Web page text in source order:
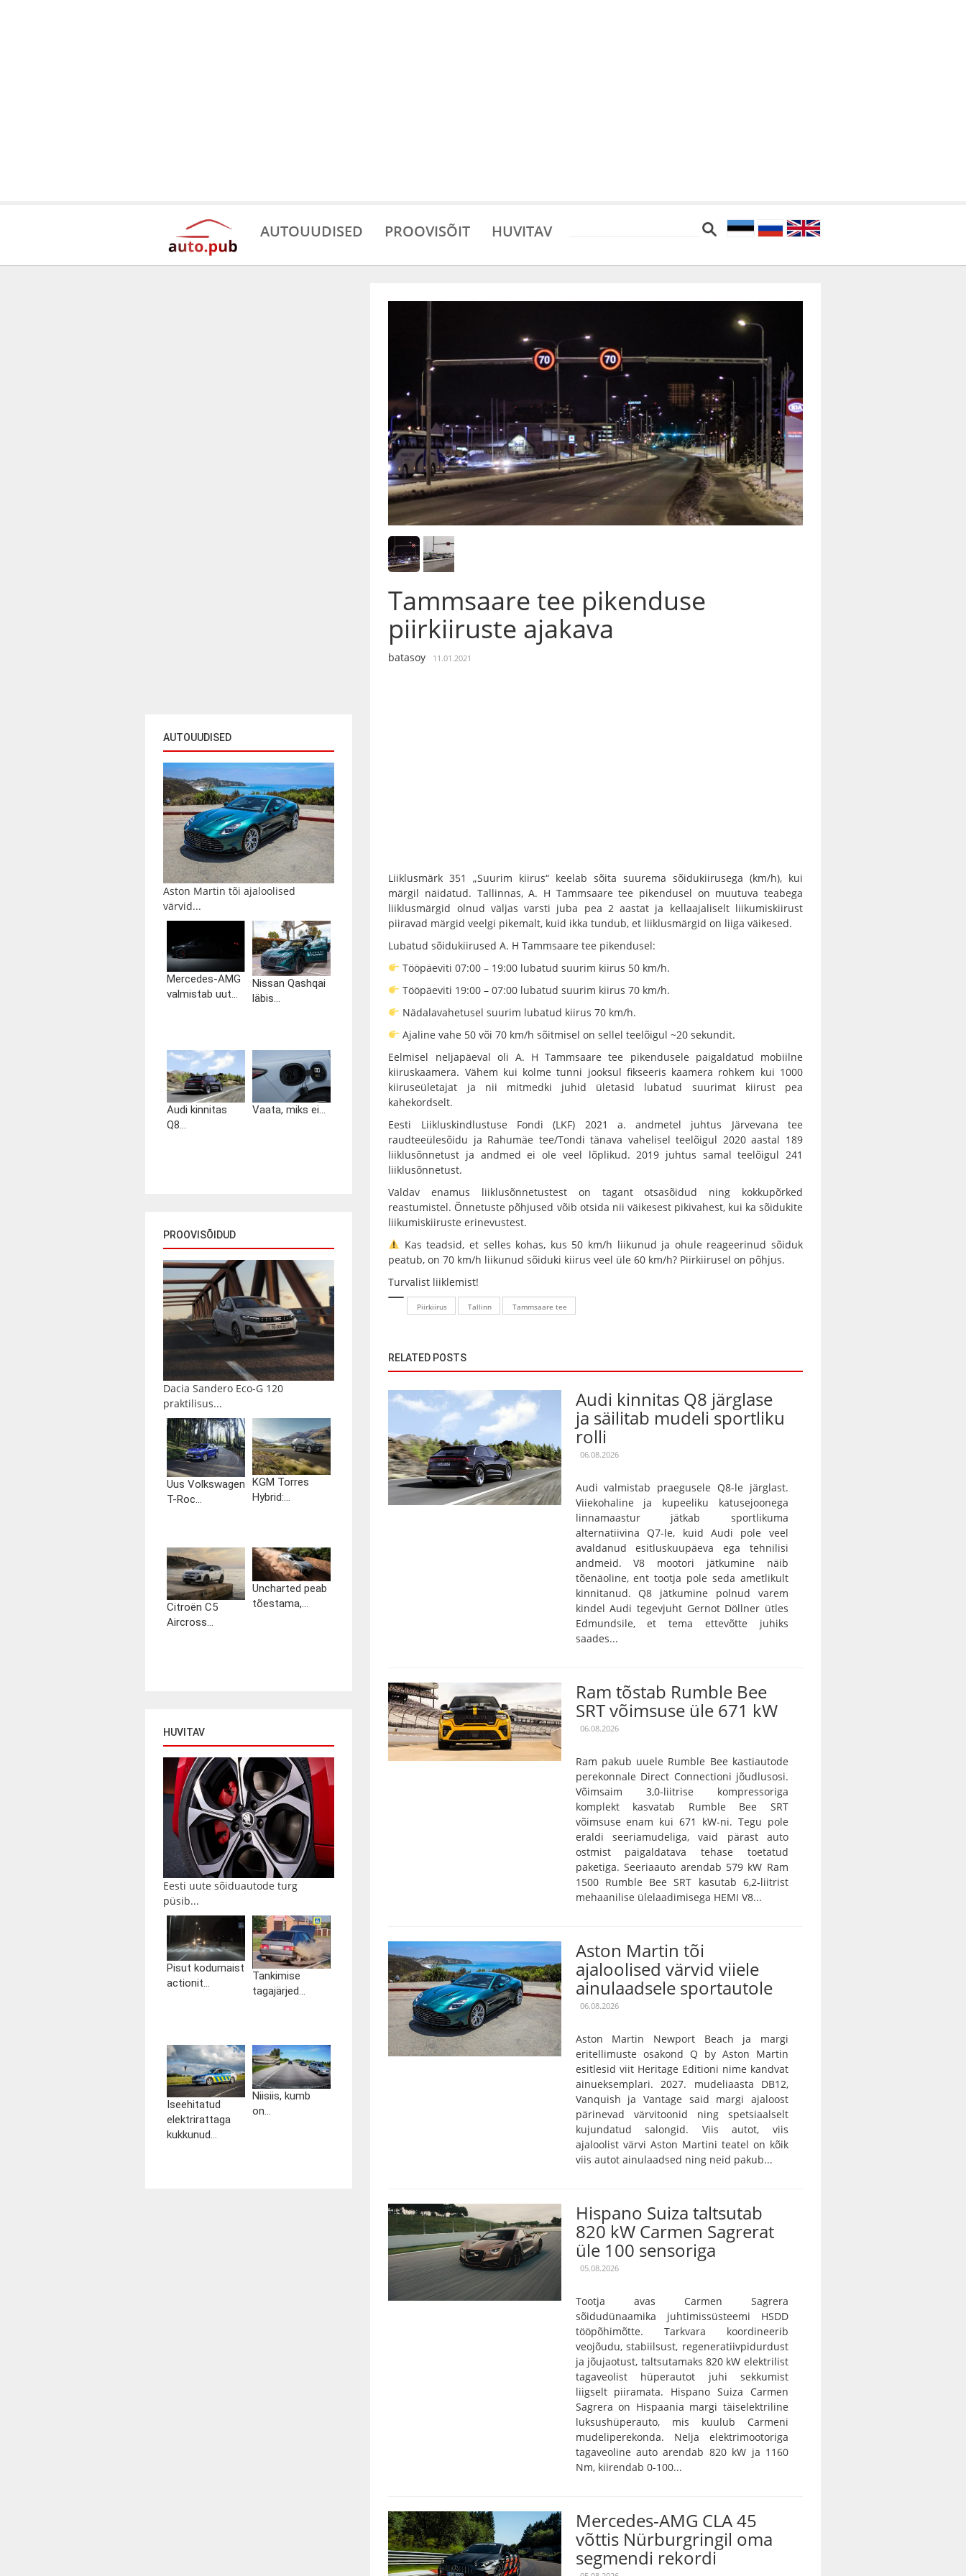
AUTOUUDISED PROOVISÕIT HUVITAV
AUTOUUDISED
Aston Martin tõi ajaloolised
värvid...
Mercedes-AMG
valmistab uut...
Nissan Qashqai
läbis...
Audi kinnitas
Q8...
Vaata, miks ei...
PROOVISÕIDUD
Dacia Sandero Eco-G 120
praktilisus...
Uus Volkswagen
T-Roc...
KGM Torres
Hybrid:...
Citroën C5
Aircross...
Uncharted peab
tõestama,...
HUVITAV
Eesti uute sõiduautode turg
püsib...
Pisut kodumaist
actionit...
Tankimise
tagajärjed...
Iseehitatud
elektrirattaga
kukkunud...
Niisiis, kumb
on...
Tammsaare tee pikenduse
piirkiiruste ajakava
batasoy 11.01.2021
Liiklusmärk 351 „Suurim kiirus“ keelab sõita suurema sõidukiirusega (km/h), kui
märgil näidatud. Tallinnas, A. H Tammsaare tee pikendusel on muutuva teabega
liiklusmärgid olnud väljas varsti juba pea 2 aastat ja kellaajaliselt liikumiskiirust
piiravad märgid veelgi pikemalt, kuid ikka tundub, et liiklusmärgid on liiga väikesed.
Lubatud sõidukiirused A. H Tammsaare tee pikendusel:
Tööpäeviti 07:00 – 19:00 lubatud suurim kiirus 50 km/h.
Tööpäeviti 19:00 – 07:00 lubatud suurim kiirus 70 km/h.
Nädalavahetusel suurim lubatud kiirus 70 km/h.
Ajaline vahe 50 või 70 km/h sõitmisel on sellel teelõigul ~20 sekundit.
Eelmisel neljapäeval oli A. H Tammsaare tee pikendusele paigaldatud mobiilne
kiiruskaamera. Vähem kui kolme tunni jooksul fikseeris kaamera rohkem kui 1000
kiiruseületajat ja nii mitmedki juhid ületasid lubatud suurimat kiirust pea
kahekordselt.
Eesti Liikluskindlustuse Fondi (LKF) 2021 a. andmetel juhtus Järvevana tee
raudteeülesõidu ja Rahumäe tee/Tondi tänava vahelisel teelõigul 2020 aastal 189
liiklusõnnetust ja andmed ei ole veel lõplikud. 2019 juhtus samal teelõigul 241
liiklusõnnetust.
Valdav enamus liiklusõnnetustest on tagant otsasõidud ning kokkupõrked
reastumistel. Õnnetuste põhjused võib otsida nii väikesest pikivahest, kui ka sõidukite
liikumiskiiruste erinevustest.
Kas teadsid, et selles kohas, kus 50 km/h liikunud ja ohule reageerinud sõiduk
peatub, on 70 km/h liikunud sõiduki kiirus veel üle 60 km/h? Piirkiirusel on põhjus.
Turvalist liiklemist!
Piirkiirus Tallinn Tammsaare tee
RELATED POSTS
Audi kinnitas Q8 järglase
ja säilitab mudeli sportliku
rolli
06.08.2026
Audi valmistab praegusele Q8-le järglast.
Viiekohaline ja kupeeliku katusejoonega
linnamaastur jätkab sportlikuma
alternatiivina Q7-le, kuid Audi pole veel
avaldanud esitluskuupäeva ega tehnilisi
andmeid. V8 mootori jätkumine näib
tõenäoline, ent tootja pole seda ametlikult
kinnitanud. Q8 jätkumine polnud varem
kindel Audi tegevjuht Gernot Döllner ütles
Edmundsile, et tema ettevõtte juhiks
saades...
Ram tõstab Rumble Bee
SRT võimsuse üle 671 kW
06.08.2026
Ram pakub uuele Rumble Bee kastiautode
perekonnale Direct Connectioni jõudlusosi.
Võimsaim 3,0-liitrise kompressoriga
komplekt kasvatab Rumble Bee SRT
võimsuse enam kui 671 kW-ni. Tegu pole
eraldi seeriamudeliga, vaid pärast auto
ostmist paigaldatava tehase toetatud
paketiga. Seeriaauto arendab 579 kW Ram
1500 Rumble Bee SRT kasutab 6,2-liitrist
mehaanilise ülelaadimisega HEMI V8...
Aston Martin tõi
ajaloolised värvid viiele
ainulaadsele sportautole
06.08.2026
Aston Martin Newport Beach ja margi
eritellimuste osakond Q by Aston Martin
esitlesid viit Heritage Editioni nime kandvat
ainueksemplari. 2027. mudeliaasta DB12,
Vanquish ja Vantage said margi ajaloost
pärinevad värvitoonid ning spetsiaalselt
kujundatud salongid. Viis autot, viis
ajaloolist värvi Aston Martini teatel on kõik
viis autot ainulaadsed ning neid pakub...
Hispano Suiza taltsutab
820 kW Carmen Sagrerat
üle 100 sensoriga
05.08.2026
Tootja avas Carmen Sagrera
sõidudünaamika juhtimissüsteemi HSDD
tööpõhimõtte. Tarkvara koordineerib
veojõudu, stabiilsust, regeneratiivpidurdust
ja jõujaotust, taltsutamaks 820 kW elektrilist
tagaveolist hüperautot juhi sekkumist
liigselt piiramata. Hispano Suiza Carmen
Sagrera on Hispaania margi täiselektriline
luksushüperauto, mis kuulub Carmeni
mudeliperekonda. Nelja elektrimootoriga
tagaveoline auto arendab 820 kW ja 1160
Nm, kiirendab 0-100...
Mercedes-AMG CLA 45
võttis Nürburgringil oma
segmendi rekordi